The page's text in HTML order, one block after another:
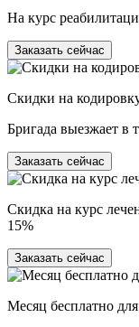
На курс
Заказать сейчас
Скидки на
Бригада выезжает в
Заказать сейчас
Скидка на курс
15%
Заказать сейчас
Месяц бесплатно